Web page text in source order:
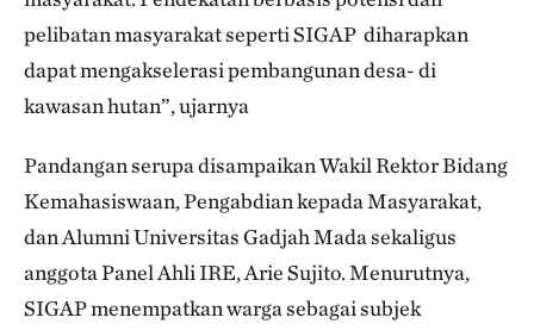
pelibatan masyarakat seperti SIGAP diharapkan
dapat mengakselerasi pembangunan desa- di
kawasan hutan”, ujarnya
Pandangan serupa disampaikan Wakil Rektor Bidang
Kemahasiswaan, Pengabdian kepada Masyarakat,
dan Alumni Universitas Gadjah Mada sekaligus
anggota Panel Ahli IRE, Arie Sujito. Menurutnya,
SIGAP menempatkan warga sebagai subjek